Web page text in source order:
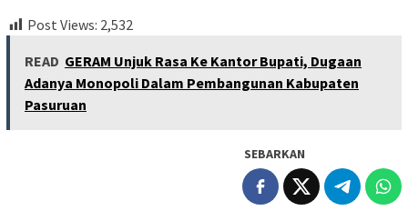
Post Views: 2,532
READ GERAM Unjuk Rasa Ke Kantor Bupati, Dugaan
Adanya Monopoli Dalam Pembangunan Kabupaten
Pasuruan
SEBARKAN